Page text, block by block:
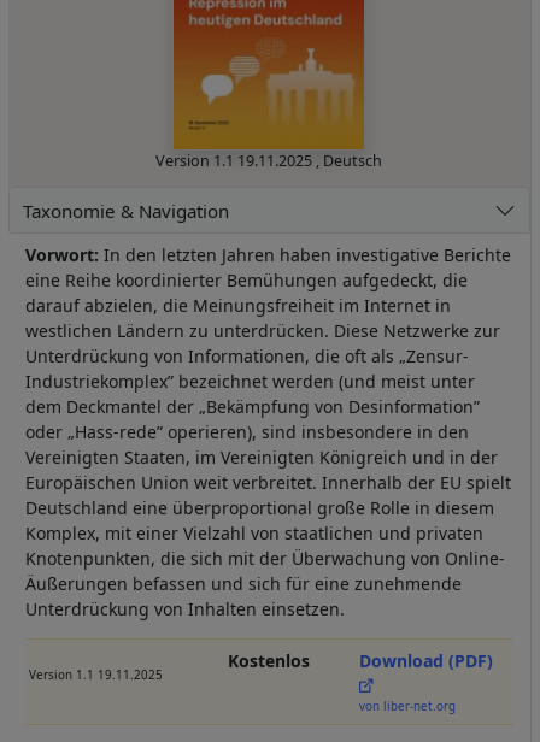
Version 1.1 19.11.2025 , Deutsch
Taxonomie & Navigation
Vorwort: In den letzten Jahren haben investigative Berichte
eine Reihe koordinierter Bemühungen aufgedeckt, die
darauf abzielen, die Meinungsfreiheit im Internet in
westlichen Ländern zu unterdrücken. Diese Netzwerke zur
Unterdrückung von Informationen, die oft als „Zensur-
Industriekomplex” bezeichnet werden (und meist unter
dem Deckmantel der „Bekämpfung von Desinformation”
oder „Hass-rede” operieren), sind insbesondere in den
Vereinigten Staaten, im Vereinigten Königreich und in der
Europäischen Union weit verbreitet. Innerhalb der EU spielt
Deutschland eine überproportional große Rolle in diesem
Komplex, mit einer Vielzahl von staatlichen und privaten
Knotenpunkten, die sich mit der Überwachung von Online-
Äußerungen befassen und sich für eine zunehmende
Unterdrückung von Inhalten einsetzen.
Version 1.1 19.11.2025
Kostenlos Download (PDF)
von liber-net.org